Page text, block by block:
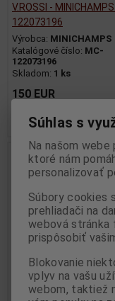
V.ROSSI -
122073196
Výrobca: MINICHAMPS
Katalógové číslo: MC-
122073196
Skladom: 1 ks
150 EUR
Pridať do
Nie ja na sklade
Súhlas s
Na našom
ktoré nám
personalizovať
Súbory cookies
prehliadači na
webová stránka
prispôsobiť
Blokovanie
vplyv na vašu
webom, taktiež